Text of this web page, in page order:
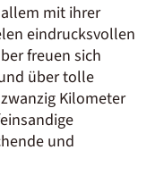
mit ihrer
eindrucksvollen
freuen sich
über tolle
Kilometer
und